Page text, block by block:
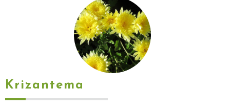
Krizantema